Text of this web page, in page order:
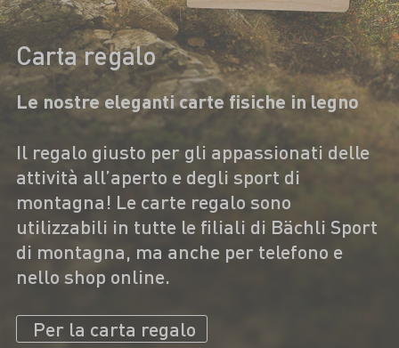
Carta regalo
Le nostre eleganti carte fisiche in legno
Il regalo giusto per gli appassionati delle
attività all’aperto e degli sport di
montagna! Le carte regalo sono
utilizzabili in tutte le filiali di Bächli Sport
di montagna, ma anche per telefono e
nello shop online.
Per la carta regalo